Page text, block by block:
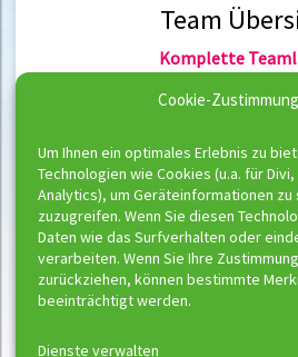
Cookie-
Um Ihnen ein optimales Erlebnis zu
Technologien wie Cookies (u.a. für
Analytics), um Geräteinformationen
zuzugreifen. Wenn Sie diesen
Daten wie das Surfverhalten oder
verarbeiten. Wenn Sie Ihre
zurückziehen, können bestimmte
beeinträchtigt werden.
Dienste verwalten
Team
Komplette
Team
Team
Komplette
Trainer Berlin
Trainer